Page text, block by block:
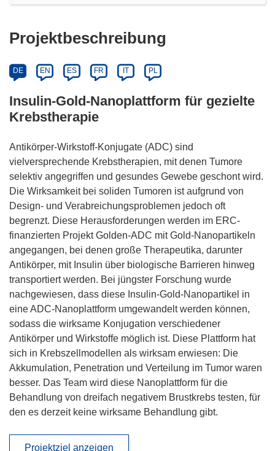
Projektbeschreibung
DE EN ES FR IT PL
Insulin-Gold-Nanoplattform für gezielte
Krebstherapie
Antikörper-Wirkstoff-Konjugate (ADC) sind
vielversprechende Krebstherapien, mit denen Tumore
selektiv angegriffen und gesundes Gewebe geschont wird.
Die Wirksamkeit bei soliden Tumoren ist aufgrund von
Design- und Verabreichungsproblemen jedoch oft
begrenzt. Diese Herausforderungen werden im ERC-
finanzierten Projekt Golden-ADC mit Gold-Nanopartikeln
angegangen, bei denen große Therapeutika, darunter
Antikörper, mit Insulin über biologische Barrieren hinweg
transportiert werden. Bei jüngster Forschung wurde
nachgewiesen, dass diese Insulin-Gold-Nanopartikel in
eine ADC-Nanoplattform umgewandelt werden können,
sodass die wirksame Konjugation verschiedener
Antikörper und Wirkstoffe möglich ist. Diese Plattform hat
sich in Krebszellmodellen als wirksam erwiesen: Die
Akkumulation, Penetration und Verteilung im Tumor waren
besser. Das Team wird diese Nanoplattform für die
Behandlung von dreifach negativem Brustkrebs testen, für
den es derzeit keine wirksame Behandlung gibt.
Projektziel anzeigen